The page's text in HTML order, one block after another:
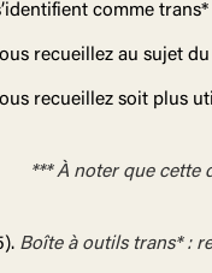
comme
recueillez au sujet
recueillez soit plus
*** À noter que cette
Boîte à outils trans* :